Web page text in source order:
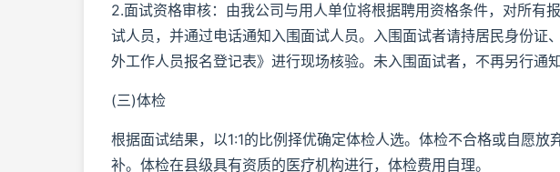
2.面试资格审核：由我公司与用人单位将根据聘用资格条件，对所有
试人员，并通过电话通知入围面试人员。入围面试者请持居民身份证
外工作人员报名登记表》进行现场核验。未入围面试者，不再另行通知
(三)体检
根据面试结果，以1:1的比例择优确定体检人选。体检不合格或自愿
补。体检在县级具有资质的医疗机构进行，体检费用自理。